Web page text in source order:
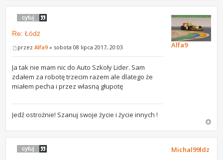
Re: Łódź
przezAlfa9 » sobota 08 lipca 2017, 20:03
Ja tak nie mam nic do Auto Szkoły Lider. Sam
zdałem za robotę trzecim razem ale dlatego że
miałem pecha i przez własną głupotę
Jedź ostrożnie! Szanuj swoje życie i życie innych !
Alfa9
Michal99ldz